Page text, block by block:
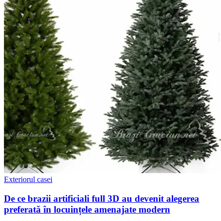
Exteriorul casei
De ce brazii artificiali full 3D au devenit alegerea
preferată în locuințele amenajate modern